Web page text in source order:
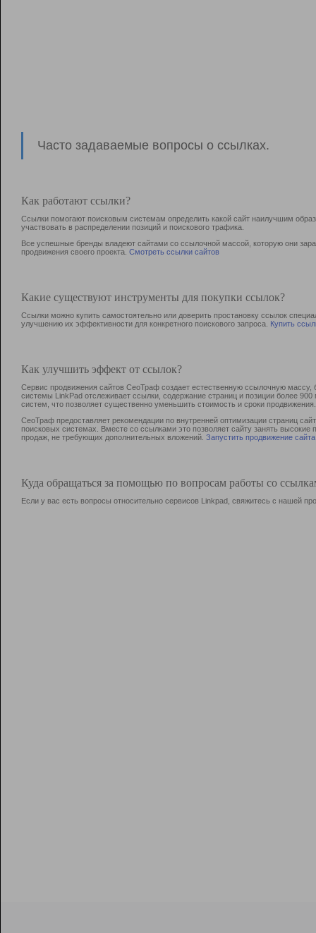
Часто задаваемые вопросы о ссылках.
Как работают ссылки?
Ссылки помогают поисковым системам определить какой сайт наилучшим
участвовать в раcпределении позиций и поискового трафика.
Все успешные бренды владеют сайтами со ссылочной массой, которую они
продвижения своего проекта. Смотреть ссылки сайтов
Какие существуют инструменты для покупки ссылок?
Ссылки можно купить самостоятельно или доверить простановку ссылок
улучшению их эффективности для конкретного поискового запроса. Купить
Как улучшить эффект от ссылок?
Сервис продвижения сайтов СеоТраф создает естественную ссылочную
системы LinkPad отслеживает ссылки, содержание страниц и позиции более
систем, что позволяет существенно уменьшить стоимость и сроки продвижения.
СеоТраф предоставляет рекомендации по внутренней оптимизации страниц
поисковых системах. Вместе со ссылками это позволяет сайту занять
продаж, не требующих дополнительных вложений. Запустить продвижение сайта
Куда обращаться за помощью по вопросам работы со
Если у вас есть вопросы относительно сервисов Linkpad, свяжитесь с нашей